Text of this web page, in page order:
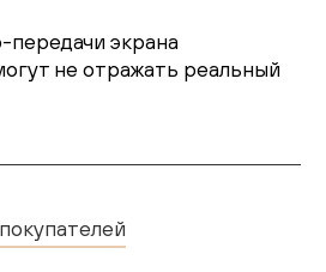
экрана
не отражать реальный